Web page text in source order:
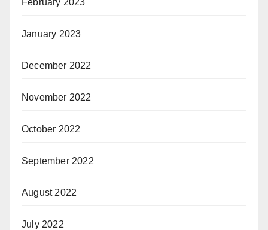
January 2023
December 2022
November 2022
October 2022
September 2022
August 2022
July 2022